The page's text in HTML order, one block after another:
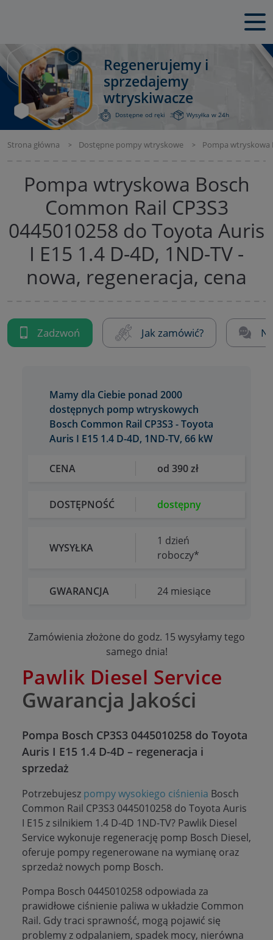
Regenerujemy i
sprzedajemy
wtryskiwacze
Dostępne od ręki Wysyłka w 24h
Strona główna Dostępne pompy wtryskowe Pompa wtryskowa
Pompa wtryskowa Bosch
Common Rail CP3S3
0445010258 do Toyota Auris
I E15 1.4 D-4D, 1ND-TV -
nowa, regeneracja, cena
Zadzwoń Jak zamówić?
Mamy dla Ciebie ponad 2000
dostępnych pomp wtryskowych
Bosch Common Rail CP3S3 - Toyota
Auris I E15 1.4 D-4D, 1ND-TV, 66 kW
CENA od 390 zł
DOSTĘPNOŚĆ dostępny
WYSYŁKA
1 dzień
roboczy*
GWARANCJA 24 miesiące
Zamówienia złożone do godz. 15 wysyłamy tego
samego dnia!
Pawlik Diesel Service
Gwarancja Jakości
Pompa Bosch CP3S3 0445010258 do Toyota
Auris I E15 1.4 D-4D – regeneracja i
sprzedaż
Potrzebujesz pompy wysokiego ciśnienia Bosch
Common Rail CP3S3 0445010258 do Toyota Auris
I E15 z silnikiem 1.4 D-4D 1ND-TV? Pawlik Diesel
Service wykonuje regenerację pomp Bosch Diesel,
oferuje pompy regenerowane na wymianę oraz
sprzedaż nowych pomp Bosch.
Pompa Bosch 0445010258 odpowiada za
prawidłowe ciśnienie paliwa w układzie Common
Rail. Gdy traci sprawność, mogą pojawić się
problemy z odpalaniem, spadek mocy, nierówna